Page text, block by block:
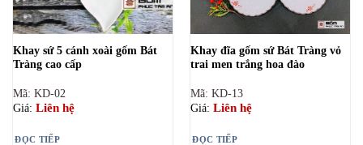
Khay sứ 5 cánh xoài gốm Bát
Tràng cao cấp
Mã: KD-02
Giá: Liên hệ
ĐỌC TIẾP
Khay đĩa gốm sứ Bát Tràng vỏ
trai men trắng hoa đào
Mã: KD-13
Giá: Liên hệ
ĐỌC TIẾP